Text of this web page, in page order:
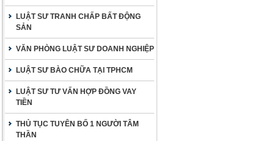
LUẬT SƯ TRANH CHẤP BẤT ĐỘNG
SẢN
VĂN PHÒNG LUẬT SƯ DOANH NGHIỆP
LUẬT SƯ BÀO CHỮA TẠI TPHCM
LUẬT SƯ TƯ VẤN HỢP ĐỒNG VAY
TIỀN
THỦ TỤC TUYÊN BỐ 1 NGƯỜI TÂM
THẦN